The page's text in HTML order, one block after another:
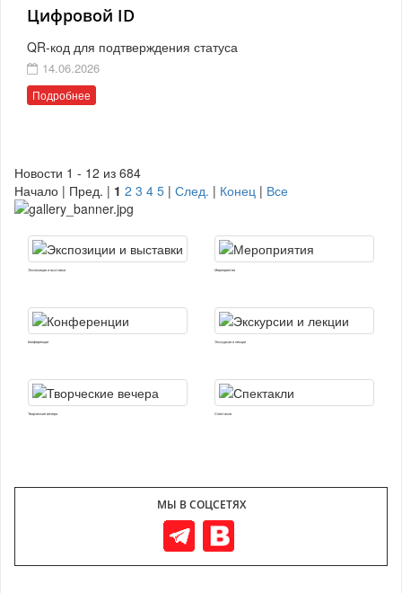
Цифровой ID
QR-код для подтверждения статуса
14.06.2026
Подробнее
Новости 1 - 12 из 684
Начало | Пред. | 1 2 3 4 5 | След. | Конец | Все
Экспозиции и выставки Мероприятия
Конференции Экскурсии и лекции
Творческие вечера Спектакли
МЫ В СОЦСЕТЯХ